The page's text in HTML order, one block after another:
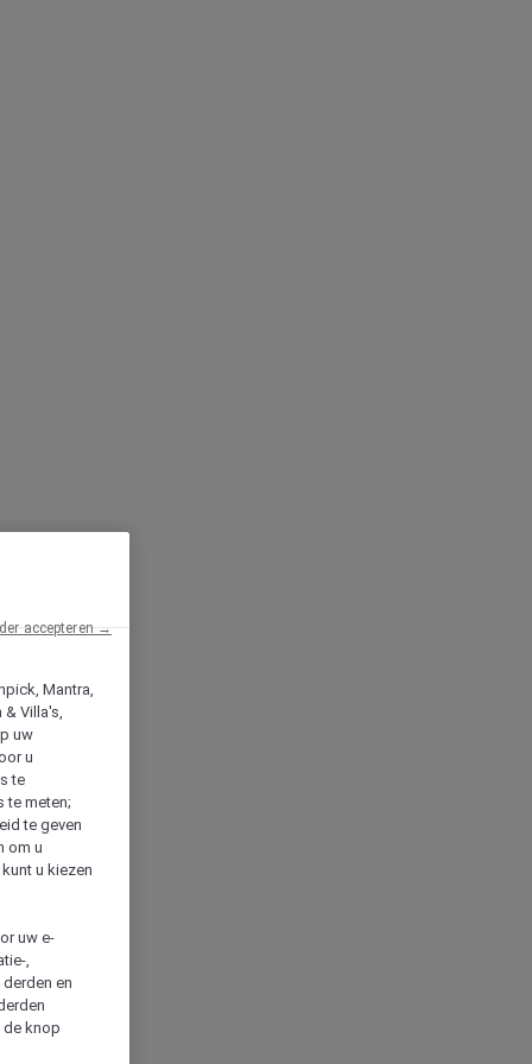
Mantra,
& Villa's,
uw
u
te
te meten;
te geven
om u
u kiezen
uw e-
,
en
de knop
accepteren →